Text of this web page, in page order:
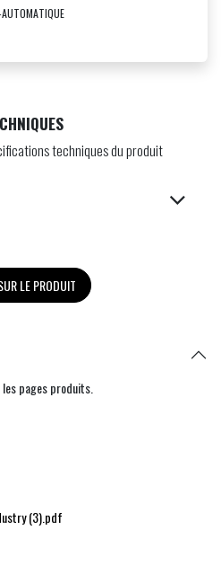
techniques du produit
LE PRODUIT
pages produits.
(3).pdf